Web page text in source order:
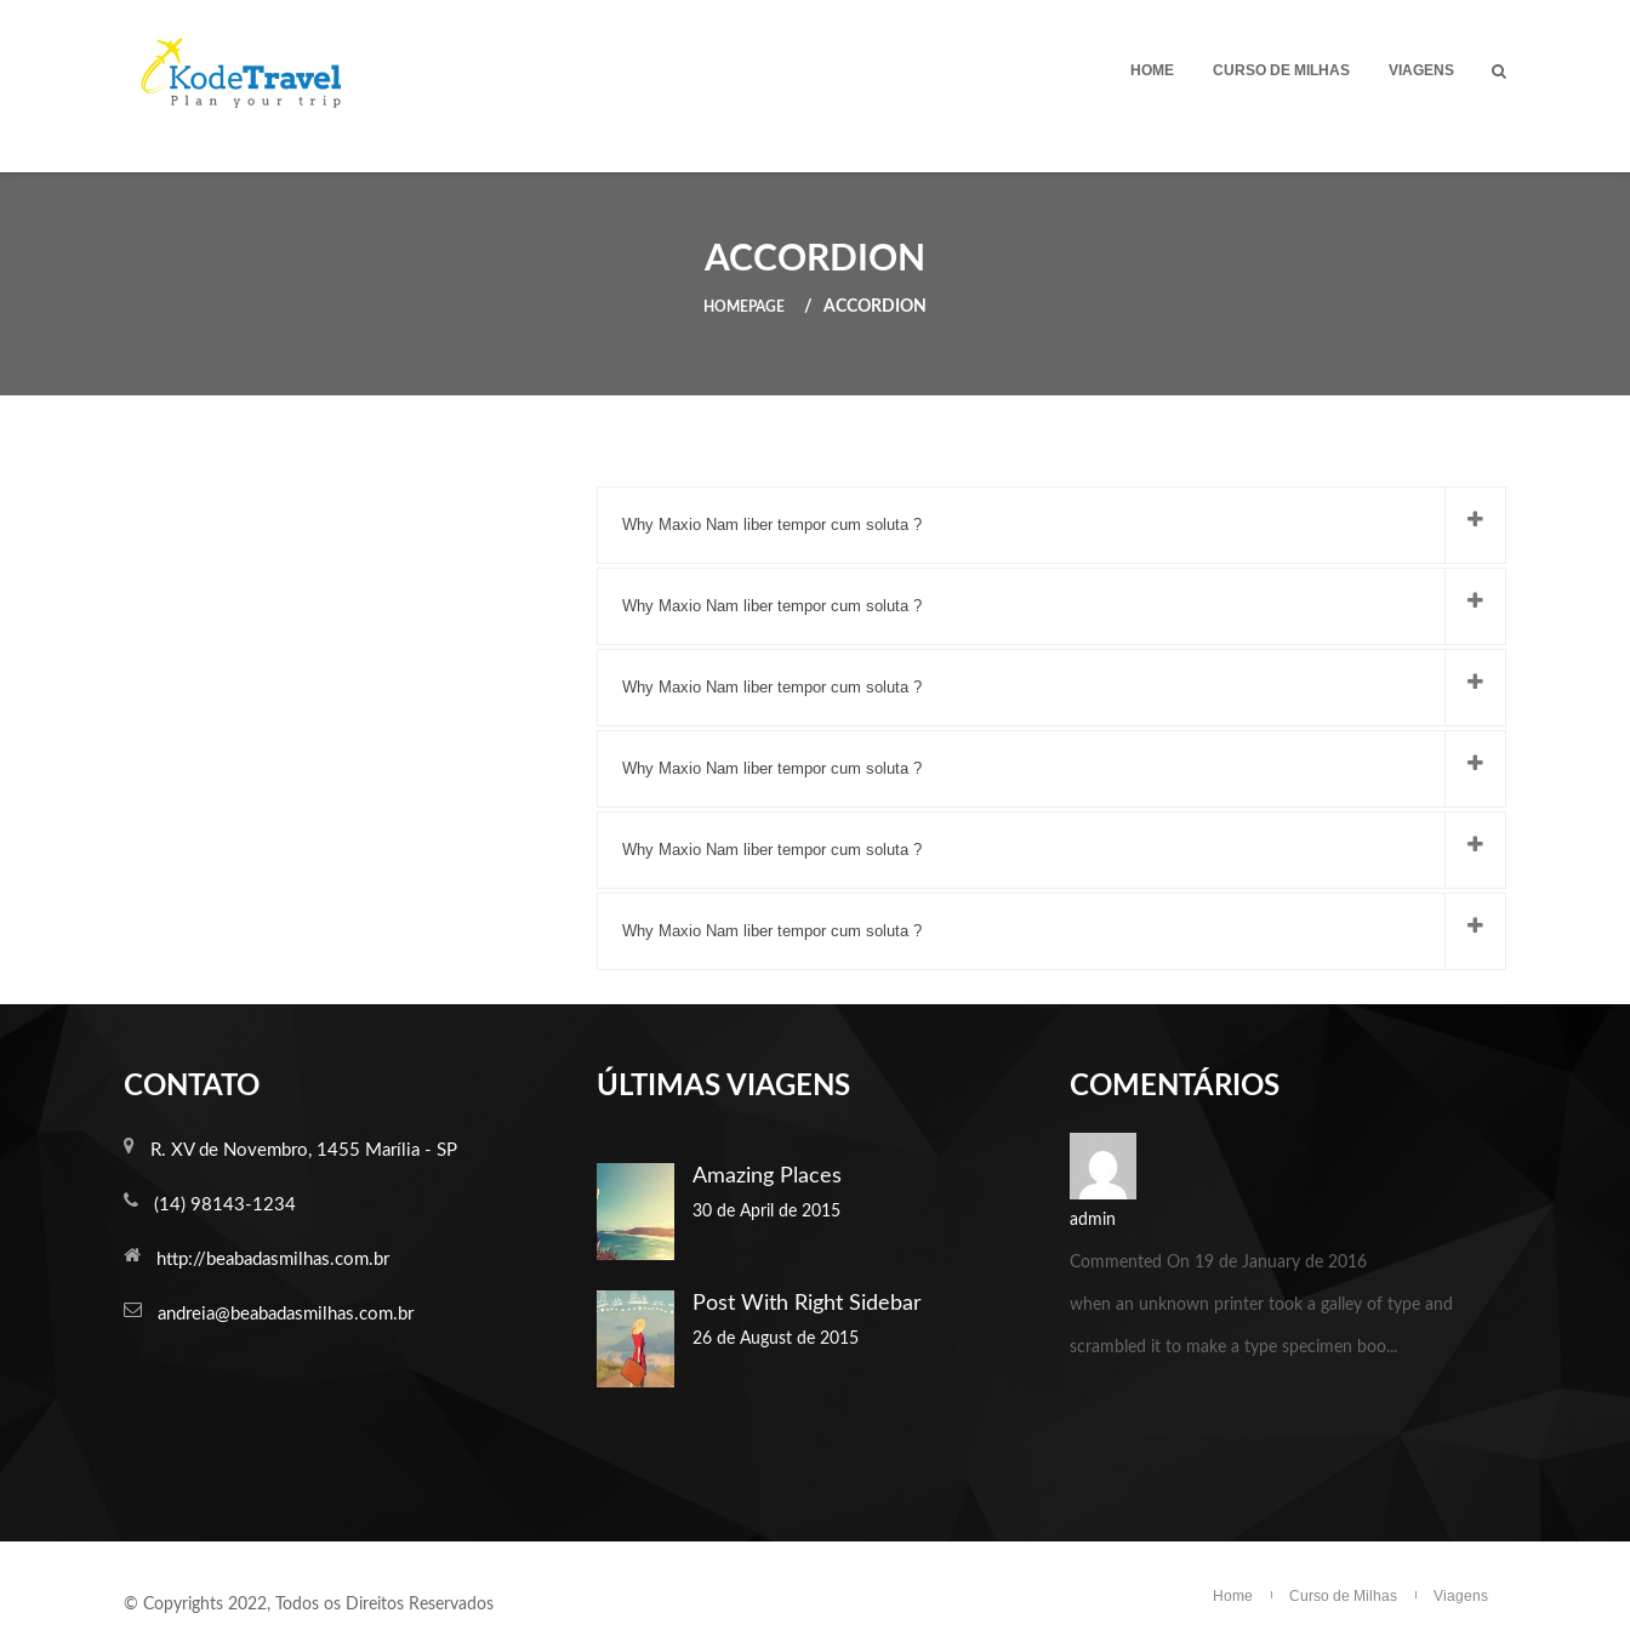
HOME CURSO DE MILHAS VIAGENS
ACCORDION
HOMEPAGE ACCORDION
Why Maxio Nam liber tempor cum soluta ?
Why Maxio Nam liber tempor cum soluta ?
Why Maxio Nam liber tempor cum soluta ?
Why Maxio Nam liber tempor cum soluta ?
Why Maxio Nam liber tempor cum soluta ?
Why Maxio Nam liber tempor cum soluta ?
CONTATO
R. XV de Novembro, 1455 Marília - SP
(14) 98143-1234
http://beabadasmilhas.com.br
andreia@beabadasmilhas.com.br
ÚLTIMAS VIAGENS
Amazing Places
30 de April de 2015
Post With Right Sidebar
26 de August de 2015
COMENTÁRIOS
admin
Commented On 19 de January de 2016
when an unknown printer took a galley of type and
scrambled it to make a type specimen boo...
© Copyrights 2022, Todos os Direitos Reservados Home Curso de Milhas Viagens